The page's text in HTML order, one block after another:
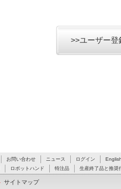
>>ユーザー
お問い合わせ ニュース ログイン
ロボットハンド 特注品 生産終了品と推奨
サイトマップ